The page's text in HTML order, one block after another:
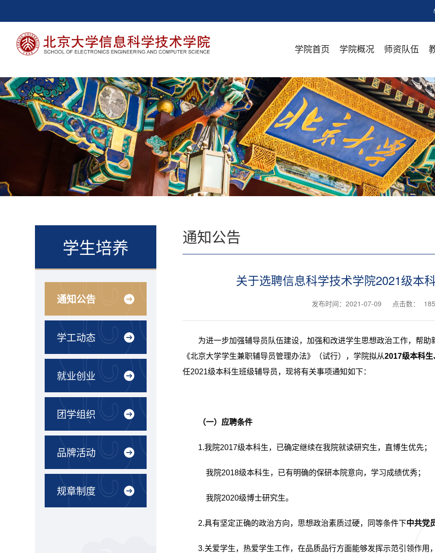
学院首页 学院概况 师资队伍
学生培养
通知公告
学工动态
就业创业
团学组织
品牌活动
规章制度
通知公告
关于选聘信息科学技术学院2021级本
发布时间：2021-07-09 点击数：
为进一步加强辅导员队伍建设，加强和改进学生思想政治工作，帮
《北京大学学生兼职辅导员管理办法》（试行），学院拟从2017级本科生
任2021级本科生班级辅导员，现将有关事项通知如下：
（一）应聘条件
1.我院2017级本科生，已确定继续在我院就读研究生，直博生优先；
我院2018级本科生，已有明确的保研本院意向，学习成绩优秀；
我院2020级博士研究生。
2.具有坚定正确的政治方向，思想政治素质过硬，同等条件下中共党
3.关爱学生，热爱学生工作，在品质品行方面能够发挥示范引领作用